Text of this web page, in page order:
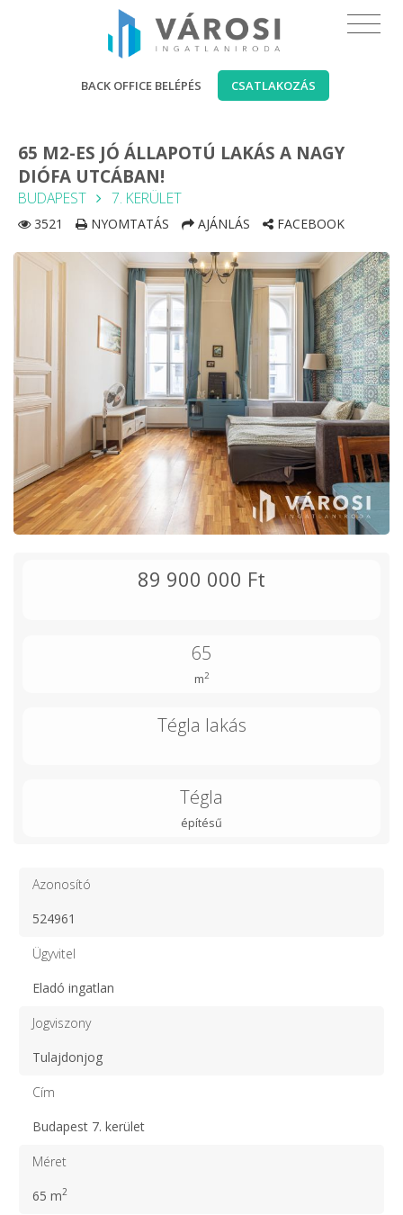
BACK OFFICE BELÉPÉS CSATLAKOZÁS
65 M2-ES JÓ ÁLLAPOTÚ LAKÁS A NAGY
DIÓFA UTCÁBAN!
BUDAPEST 7. KERÜLET
3521 NYOMTATÁS AJÁNLÁS FACEBOOK
89 900 000 Ft
65
m2
Tégla lakás
Tégla
építésű
Azonosító
524961
Ügyvitel
Eladó ingatlan
Jogviszony
Tulajdonjog
Cím
Budapest 7. kerület
Méret
65 m2